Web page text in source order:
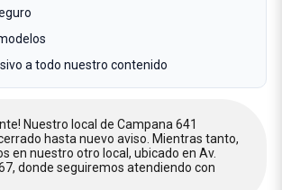
a todo nuestro contenido
Nuestro local de Campana 641
hasta nuevo aviso. Mientras tanto,
en nuestro otro local, ubicado en Av.
donde seguiremos atendiendo con